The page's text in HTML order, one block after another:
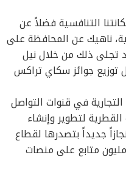
التنافسية فضلاً عن
ناهيك عن المحافظة على
تجلى ذلك من خلال نيل
توزيع جوائز سكاي تراكس
ريادة علامتها التجارية في قنوات التواصل
لتطوير وإنشاء
جديداً بتصدرها لقطاع
الطيران في العالم عبر منصات التواصل الاجتماعي، وذلك بامتلاك ما يزيد عن 47 مليون متابع على منصات